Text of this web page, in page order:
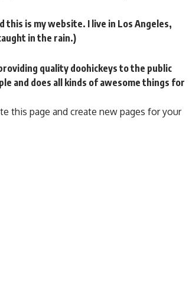
this is my website. I live in Los Angeles,
in the rain.)
quality doohickeys to the public
and does all kinds of awesome things for
this page and create new pages for your